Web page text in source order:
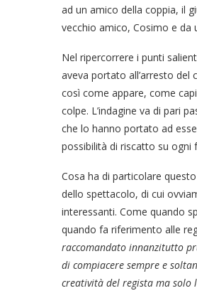
ad un amico della coppia, il
vecchio amico, Cosimo e da
Nel ripercorrere i punti
aveva portato all’arresto del
così come appare, come
colpe. L’indagine va di pari
che lo hanno portato ad
possibilità di riscatto su ogni
Cosa ha di particolare
dello spettacolo, di cui
interessanti. Come quando
quando fa riferimento alle
raccomandato innanzitutto
di compiacere sempre e
creatività del regista ma